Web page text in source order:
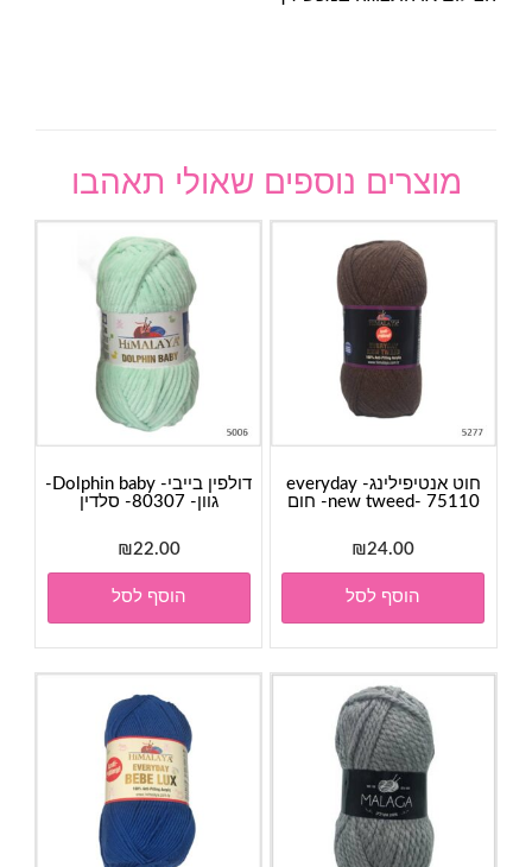
מוצרים נוספים שאולי תאהבו
חוט אנטיפילינג- everyday
new tweed- 75110- חום
₪24.00
הוסף לסל
דולפין בייבי- Dolphin baby-
גוון- 80307- סלדין
₪22.00
הוסף לסל